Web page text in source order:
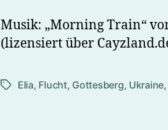
Musik: „Morning Train“
(lizensiert über
Schlagwörter
Elia, Flucht, Gottesberg, Ukraine,